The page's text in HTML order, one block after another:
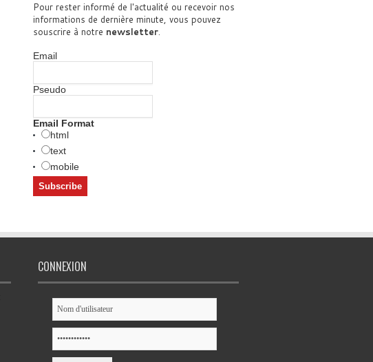
Pour rester informé de l'actualité ou recevoir nos
informations de dernière minute, vous pouvez
souscrire à notre newsletter.
Email
Pseudo
Email Format
html
text
mobile
CONNEXION